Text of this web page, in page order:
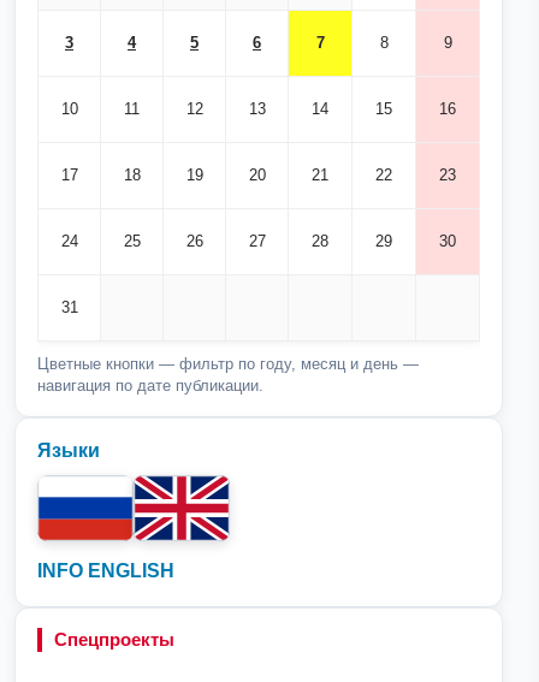
3 4 5 6 7 8 9
10 11 12 13 14 15 16
17 18 19 20 21 22 23
24 25 26 27 28 29 30
31
Цветные кнопки — фильтр по году, месяц и день —
навигация по дате публикации.
Языки
INFO ENGLISH
Спецпроекты